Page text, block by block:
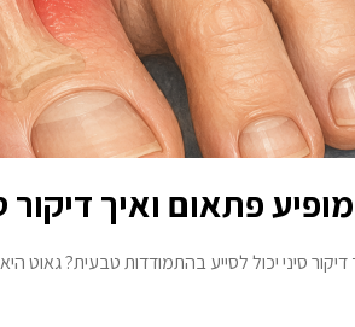
פתאום ואיך דיקור
סיני יכול לסייע בהתמודדות טבעית? גאוט